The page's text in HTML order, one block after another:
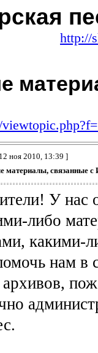
http://
ноя 2010, 13:39 ]
связанные с
У нас
либо
какими-
нам в